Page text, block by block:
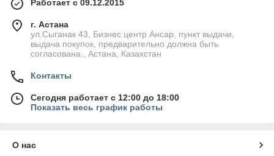
Работает с 09.12.2015
г. Астана
ул.Сыганак 43, Бизнес центр Ансар, пункт выдачи,
выдача покупок, предварительно должна быть
согласована., Астана, Казахстан
Контакты
Сегодня работает с 12:00 до 18:00
Показать весь график работы
О нас